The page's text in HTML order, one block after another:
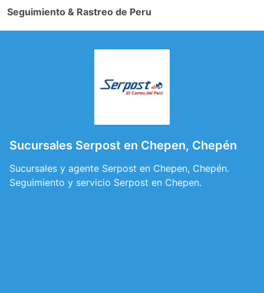
Seguimiento & Rastreo de Peru
Sucursales Serpost en Chepen, Chepén
Sucursales y agente Serpost en Chepen, Chepén.
Seguimiento y servicio Serpost en Chepen.